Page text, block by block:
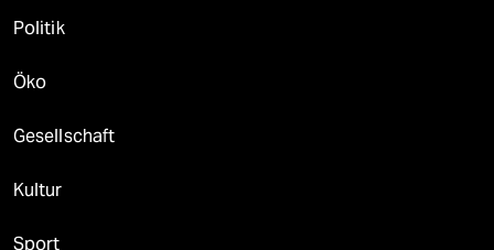
Politik
Öko
Gesellschaft
Kultur
Sport